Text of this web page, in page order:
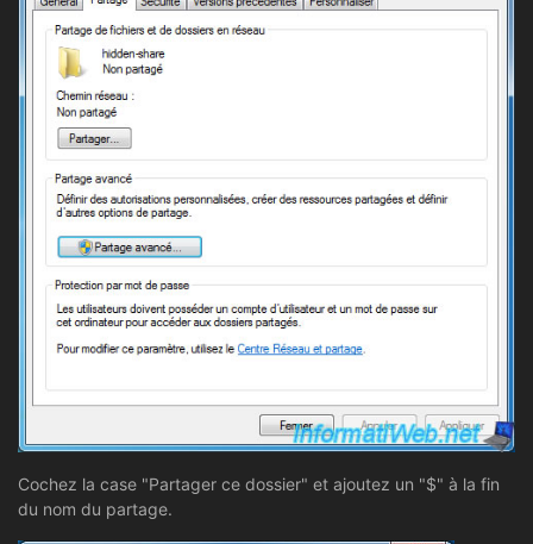
Cochez la case "Partager ce dossier" et ajoutez un "$" à la fin
du nom du partage.